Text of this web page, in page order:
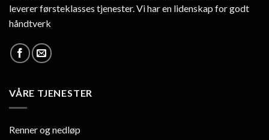
leverer førsteklasses tjenester. Vi har en lidenskap for godt
håndtverk
VÅRE TJENESTER
Renner og nedløp